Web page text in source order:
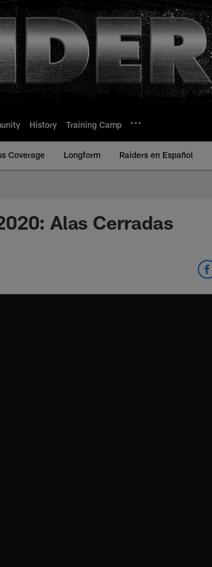
History Training Camp
Coverage Longform Raiders en Español
Alas Cerradas